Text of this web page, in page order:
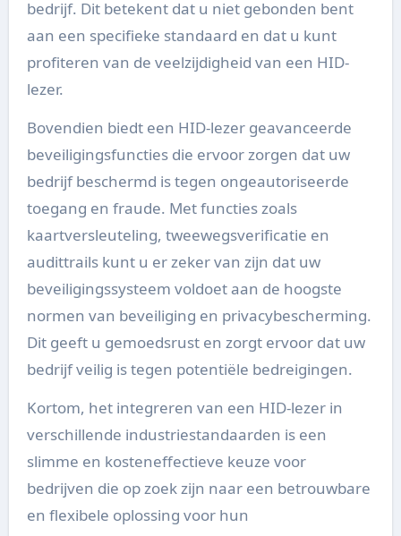
bedrijf. Dit betekent dat u niet gebonden bent
aan een specifieke standaard en dat u kunt
profiteren van de veelzijdigheid van een HID-
lezer.
Bovendien biedt een HID-lezer geavanceerde
beveiligingsfuncties die ervoor zorgen dat uw
bedrijf beschermd is tegen ongeautoriseerde
toegang en fraude. Met functies zoals
kaartversleuteling, tweewegsverificatie en
audittrails kunt u er zeker van zijn dat uw
beveiligingssysteem voldoet aan de hoogste
normen van beveiliging en privacybescherming.
Dit geeft u gemoedsrust en zorgt ervoor dat uw
bedrijf veilig is tegen potentiële bedreigingen.
Kortom, het integreren van een HID-lezer in
verschillende industriestandaarden is een
slimme en kosteneffectieve keuze voor
bedrijven die op zoek zijn naar een betrouwbare
en flexibele oplossing voor hun